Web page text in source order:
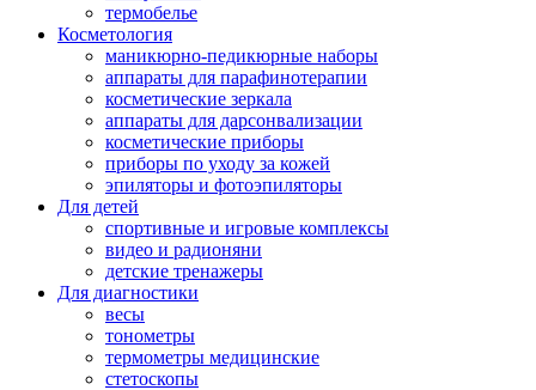
термобелье
Косметология
маникюрно-педикюрные наборы
аппараты для парафинотерапии
косметические зеркала
аппараты для дарсонвализации
косметические приборы
приборы по уходу за кожей
эпиляторы и фотоэпиляторы
Для детей
спортивные и игровые комплексы
видео и радионяни
детские тренажеры
Для диагностики
весы
тонометры
термометры медицинские
стетоскопы